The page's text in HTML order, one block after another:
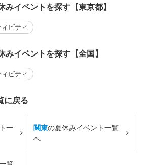
みイベントを探す【東京都】
ビティ
みイベントを探す【全国】
ビティ
に戻る
一
関東の夏休みイベント一覧
へ